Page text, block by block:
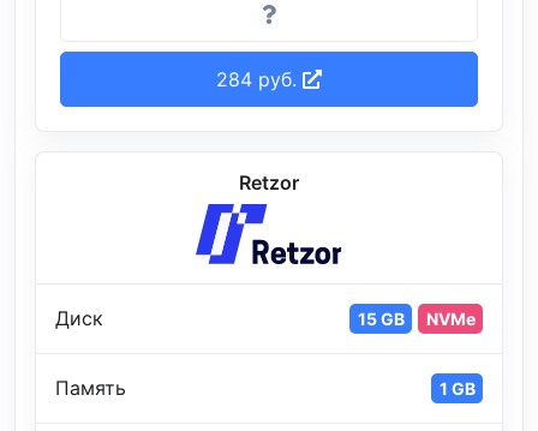
284 руб.
Retzor
Диск 15 GB NVMe
Память 1 GB